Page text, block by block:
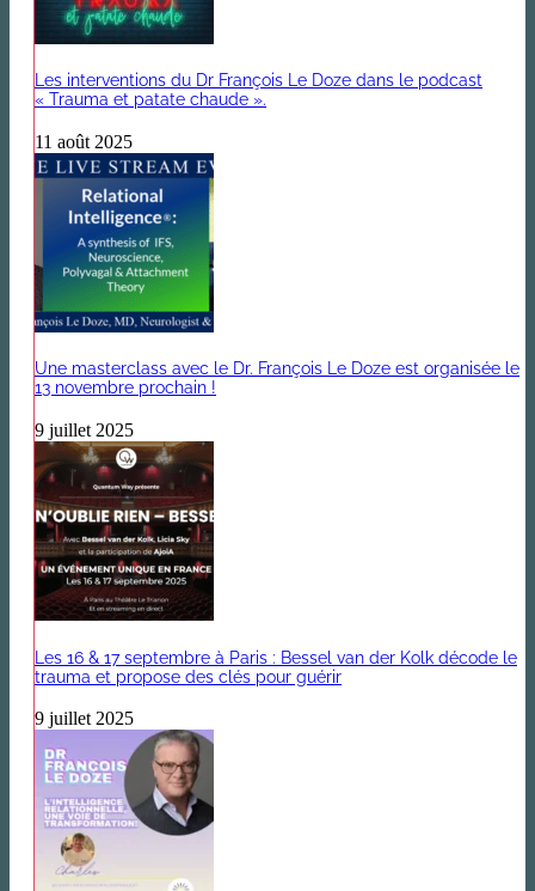
Les interventions du Dr François Le Doze dans le podcast
« Trauma et patate chaude ».
11 août 2025
Une masterclass avec le Dr. François Le Doze est organisée le
13 novembre prochain !
9 juillet 2025
Les 16 & 17 septembre à Paris : Bessel van der Kolk décode le
trauma et propose des clés pour guérir
9 juillet 2025